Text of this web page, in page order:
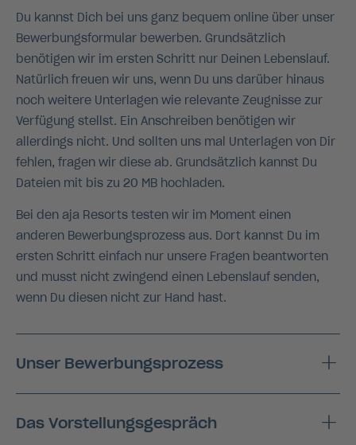
Du kannst Dich bei uns ganz bequem online über unser
Bewerbungsformular bewerben. Grundsätzlich
benötigen wir im ersten Schritt nur Deinen Lebenslauf.
Natürlich freuen wir uns, wenn Du uns darüber hinaus
noch weitere Unterlagen wie relevante Zeugnisse zur
Verfügung stellst. Ein Anschreiben benötigen wir
allerdings nicht. Und sollten uns mal Unterlagen von Dir
fehlen, fragen wir diese ab. Grundsätzlich kannst Du
Dateien mit bis zu 20 MB hochladen.
Bei den aja Resorts testen wir im Moment einen
anderen Bewerbungsprozess aus. Dort kannst Du im
ersten Schritt einfach nur unsere Fragen beantworten
und musst nicht zwingend einen Lebenslauf senden,
wenn Du diesen nicht zur Hand hast.
Unser Bewerbungsprozess
Das Vorstellungsgespräch